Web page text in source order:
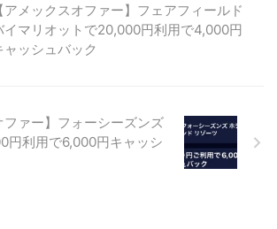
【アメックスオファー】フェアフィールド
イマリオットで20,000円利用で4,000円
ャッシュバック
ファー】フォーシーズンズ
円利用で6,000円キャッシ